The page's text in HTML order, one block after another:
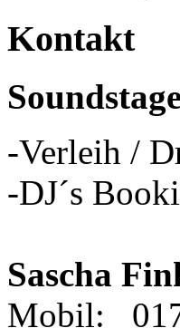
Kontakt
-Verleih /
-DJ´s
Sascha
Mobil: